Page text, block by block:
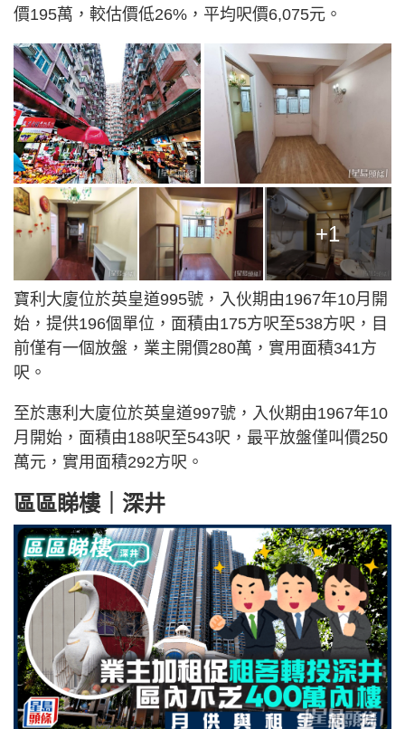
價195萬，較估價低26%，平均呎價6,075元。
+1
寶利大廈位於英皇道995號，入伙期由1967年10月開
始，提供196個單位，面積由175方呎至538方呎，目
前僅有一個放盤，業主開價280萬，實用面積341方
呎。
至於惠利大廈位於英皇道997號，入伙期由1967年10
月開始，面積由188呎至543呎，最平放盤僅叫價250
萬元，實用面積292方呎。
區區睇樓｜深井